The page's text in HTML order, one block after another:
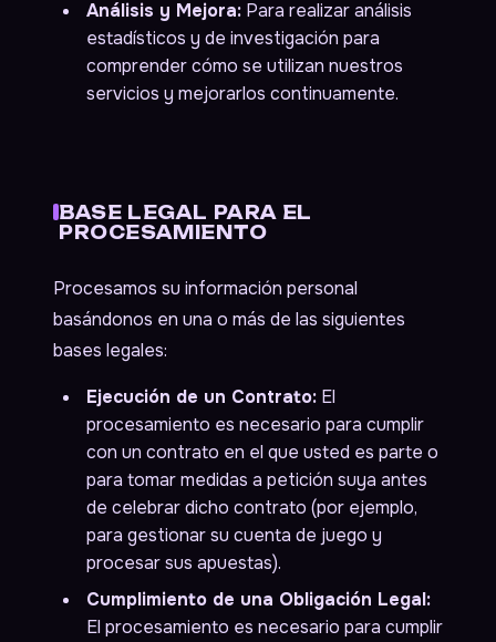
Análisis y Mejora: Para realizar análisis
estadísticos y de investigación para
comprender cómo se utilizan nuestros
servicios y mejorarlos continuamente.
BASE LEGAL PARA EL
PROCESAMIENTO
Procesamos su información personal
basándonos en una o más de las siguientes
bases legales:
Ejecución de un Contrato: El
procesamiento es necesario para cumplir
con un contrato en el que usted es parte o
para tomar medidas a petición suya antes
de celebrar dicho contrato (por ejemplo,
para gestionar su cuenta de juego y
procesar sus apuestas).
Cumplimiento de una Obligación Legal:
El procesamiento es necesario para cumplir